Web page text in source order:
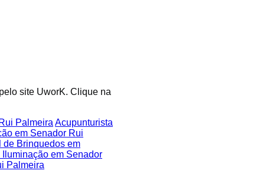
site UworK. Clique na
Palmeira Acupunturista
em Senador Rui
de Brinquedos em
em Senador
Palmeira